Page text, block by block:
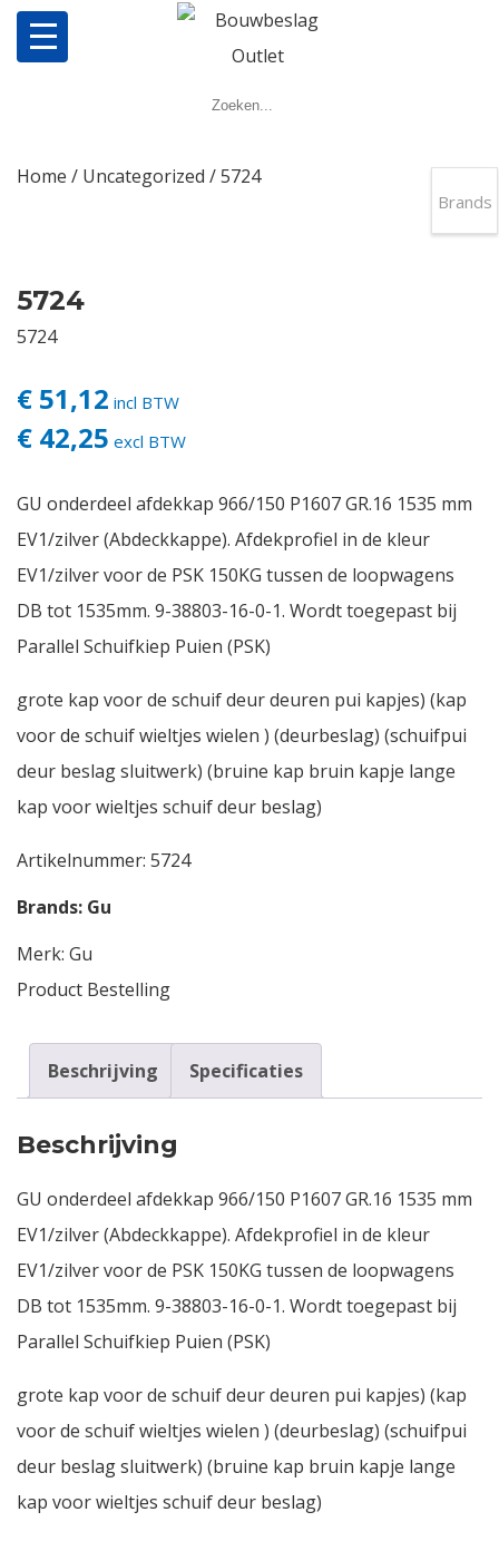
Producten
Bestellen
Contact
Home / Uncategorized / 5724
5724
5724
€ 51,12 incl BTW
€ 42,25 excl BTW
GU onderdeel afdekkap 966/150 P1607 GR.16 1535 mm
EV1/zilver (Abdeckkappe). Afdekprofiel in de kleur
EV1/zilver voor de PSK 150KG tussen de loopwagens
DB tot 1535mm. 9-38803-16-0-1. Wordt toegepast bij
Parallel Schuifkiep Puien (PSK)
grote kap voor de schuif deur deuren pui kapjes) (kap
voor de schuif wieltjes wielen ) (deurbeslag) (schuifpui
deur beslag sluitwerk) (bruine kap bruin kapje lange
kap voor wieltjes schuif deur beslag)
Artikelnummer: 5724
Brands: Gu
Merk: Gu
Product Bestelling
Beschrijving Specificaties
Beschrijving
GU onderdeel afdekkap 966/150 P1607 GR.16 1535 mm
EV1/zilver (Abdeckkappe). Afdekprofiel in de kleur
EV1/zilver voor de PSK 150KG tussen de loopwagens
DB tot 1535mm. 9-38803-16-0-1. Wordt toegepast bij
Parallel Schuifkiep Puien (PSK)
grote kap voor de schuif deur deuren pui kapjes) (kap
voor de schuif wieltjes wielen ) (deurbeslag) (schuifpui
deur beslag sluitwerk) (bruine kap bruin kapje lange
kap voor wieltjes schuif deur beslag)
Brands